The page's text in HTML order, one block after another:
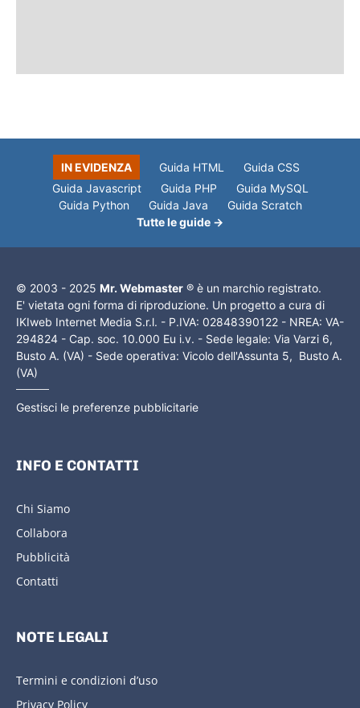
IN EVIDENZA Guida HTML
Guida CSS
Guida Javascript
Guida PHP
Guida MySQL
Guida Python
Guida Java
Guida Scratch
Tutte le guide →
© 2003 - 2025 Mr. Webmaster ® è un marchio registrato.
E' vietata ogni forma di riproduzione. Un progetto a cura di
IKIweb Internet Media S.r.l. - P.IVA: 02848390122 - NREA: VA-
294824 - Cap. soc. 10.000 Eu i.v. - Sede legale: Via Varzi 6,
Busto A. (VA) - Sede operativa: Vicolo dell'Assunta 5, Busto A.
(VA)
Gestisci le preferenze pubblicitarie
INFO E CONTATTI
Chi Siamo
Collabora
Pubblicità
Contatti
NOTE LEGALI
Termini e condizioni d’uso
Privacy Policy